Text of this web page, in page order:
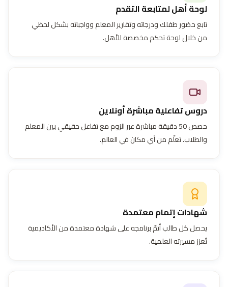
لوحة أهل لمتابعة التقدم
تابع حضور طفلك ودرجاته وتقارير المعلم وواجباته بشكل لحظي
من خلال لوحة تحكم مخصصة للأهل.
دروس تفاعلية مباشرة أونلاين
حصص 50 دقيقة مباشرة عبر الزوم مع تفاعل حقيقي بين المعلم
والطلاب. تعلّم من أي مكان في العالم.
شهادات إتمام معتمدة
يحصل كل طالب أتمّ برنامجه على شهادة معتمدة من الأكاديمية
تُعزز مسيرته العلمية.